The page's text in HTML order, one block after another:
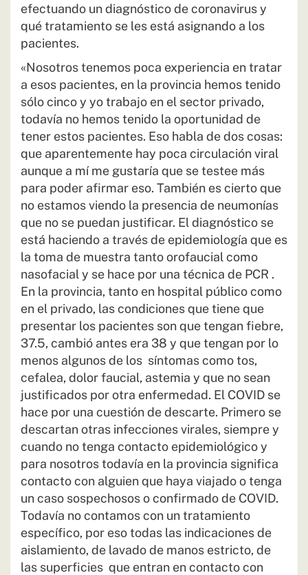
efectuando un diagnóstico de coronavirus y
qué tratamiento se les está asignando a los
pacientes.
«Nosotros tenemos poca experiencia en tratar
a esos pacientes, en la provincia hemos tenido
sólo cinco y yo trabajo en el sector privado,
todavía no hemos tenido la oportunidad de
tener estos pacientes. Eso habla de dos cosas:
que aparentemente hay poca circulación viral
aunque a mí me gustaría que se testee más
para poder afirmar eso. También es cierto que
no estamos viendo la presencia de neumonías
que no se puedan justificar. El diagnóstico se
está haciendo a través de epidemiología que es
la toma de muestra tanto orofaucial como
nasofacial y se hace por una técnica de PCR .
En la provincia, tanto en hospital público como
en el privado, las condiciones que tiene que
presentar los pacientes son que tengan fiebre,
37.5, cambió antes era 38 y que tengan por lo
menos algunos de los síntomas como tos,
cefalea, dolor faucial, astemia y que no sean
justificados por otra enfermedad. El COVID se
hace por una cuestión de descarte. Primero se
descartan otras infecciones virales, siempre y
cuando no tenga contacto epidemiológico y
para nosotros todavía en la provincia significa
contacto con alguien que haya viajado o tenga
un caso sospechosos o confirmado de COVID.
Todavía no contamos con un tratamiento
específico, por eso todas las indicaciones de
aislamiento, de lavado de manos estricto, de
las superficies que entran en contacto con